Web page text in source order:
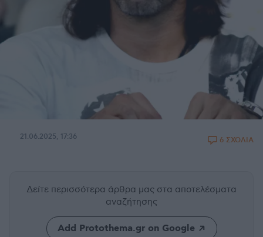
21.06.2025, 17:36 6 ΣΧΟΛΙΑ
Δείτε περισσότερα άρθρα μας στα αποτελέσματα
αναζήτησης
Add Protothema.gr on Google